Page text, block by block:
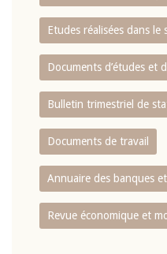
Etudes réalisées dans
Documents d’études et
Bulletin trimestriel de
Documents de travail
Annuaire des banques
Revue économique et